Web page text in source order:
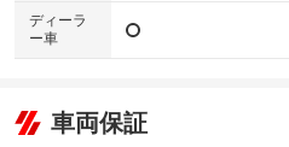
ディーラ
ー車
車両保証